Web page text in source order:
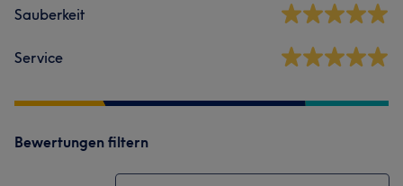
Sauberkeit
Service
Bewertungen filtern